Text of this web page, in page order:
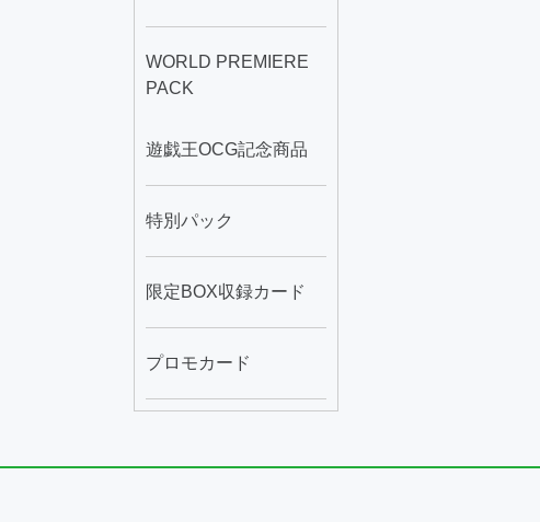
WORLD PREMIERE
PACK
遊戯王OCG記念商品
特別パック
限定BOX収録カード
プロモカード